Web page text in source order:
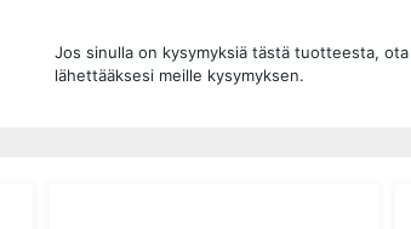
Jos sinulla on kysymyksiä tästä tuotteesta,
lähettääksesi meille kysymyksen.